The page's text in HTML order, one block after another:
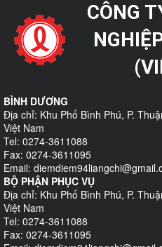
CÔNG
BÌNH DƯƠNG
Địa chỉ: Khu Phố Bình Phú, P.
Việt Nam
Tel: 0274-3611088
Fax: 0274-3611095
Email:
BỘ PHẬN PHỤC VỤ
Địa chỉ: Khu Phố Bình Phú, P.
Việt Nam
Tel: 0274-3611088
Fax: 0274-3611095